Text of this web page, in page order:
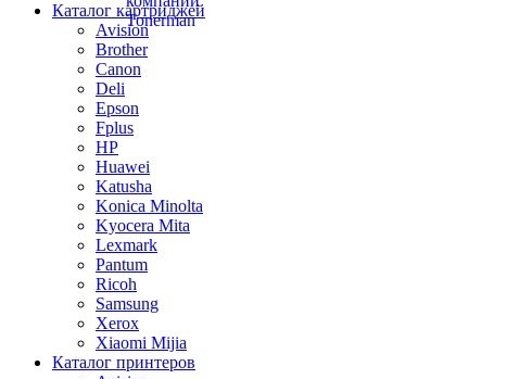
Каталог картриджей
Avision
Brother
Canon
Deli
Epson
Fplus
HP
Huawei
Katusha
Konica Minolta
Kyocera Mita
Lexmark
Pantum
Ricoh
Samsung
Xerox
Xiaomi Mijia
Каталог принтеров